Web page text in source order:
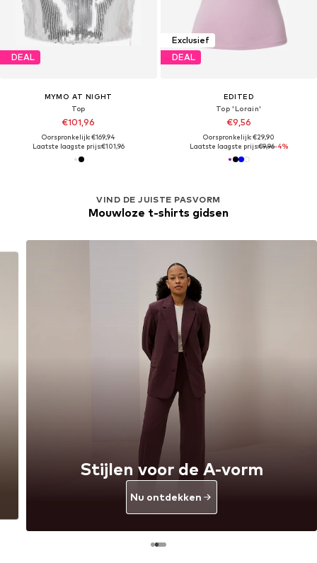
DEAL
MYMO AT NIGHT
Top
€101,96
Oorspronkelijk: €169,94
Laatste laagste prijs:€101,96
Exclusief
DEAL
EDITED
Top 'Lorain'
€9,56
Oorspronkelijk: €29,90
Laatste laagste prijs:€9,96-4%
VIND DE JUISTE PASVORM
Mouwloze t-shirts gidsen
Stijlen voor de A-vorm
Nu ontdekken